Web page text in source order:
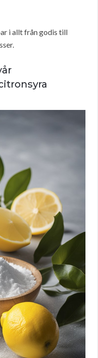
i allt från godis till